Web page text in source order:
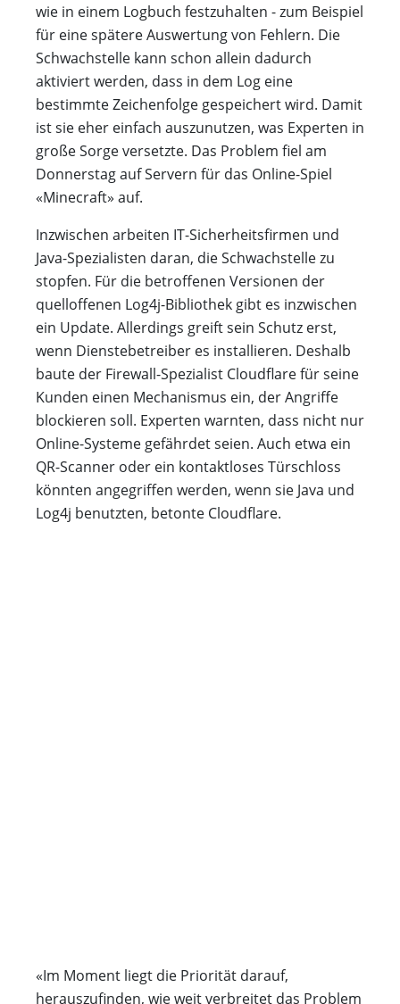
wie in einem Logbuch festzuhalten - zum Beispiel
für eine spätere Auswertung von Fehlern. Die
Schwachstelle kann schon allein dadurch
aktiviert werden, dass in dem Log eine
bestimmte Zeichenfolge gespeichert wird. Damit
ist sie eher einfach auszunutzen, was Experten in
große Sorge versetzte. Das Problem fiel am
Donnerstag auf Servern für das Online-Spiel
«Minecraft» auf.
Inzwischen arbeiten IT-Sicherheitsfirmen und
Java-Spezialisten daran, die Schwachstelle zu
stopfen. Für die betroffenen Versionen der
quelloffenen Log4j-Bibliothek gibt es inzwischen
ein Update. Allerdings greift sein Schutz erst,
wenn Dienstebetreiber es installieren. Deshalb
baute der Firewall-Spezialist Cloudflare für seine
Kunden einen Mechanismus ein, der Angriffe
blockieren soll. Experten warnten, dass nicht nur
Online-Systeme gefährdet seien. Auch etwa ein
QR-Scanner oder ein kontaktloses Türschloss
könnten angegriffen werden, wenn sie Java und
Log4j benutzten, betonte Cloudflare.
«Im Moment liegt die Priorität darauf,
herauszufinden, wie weit verbreitet das Problem